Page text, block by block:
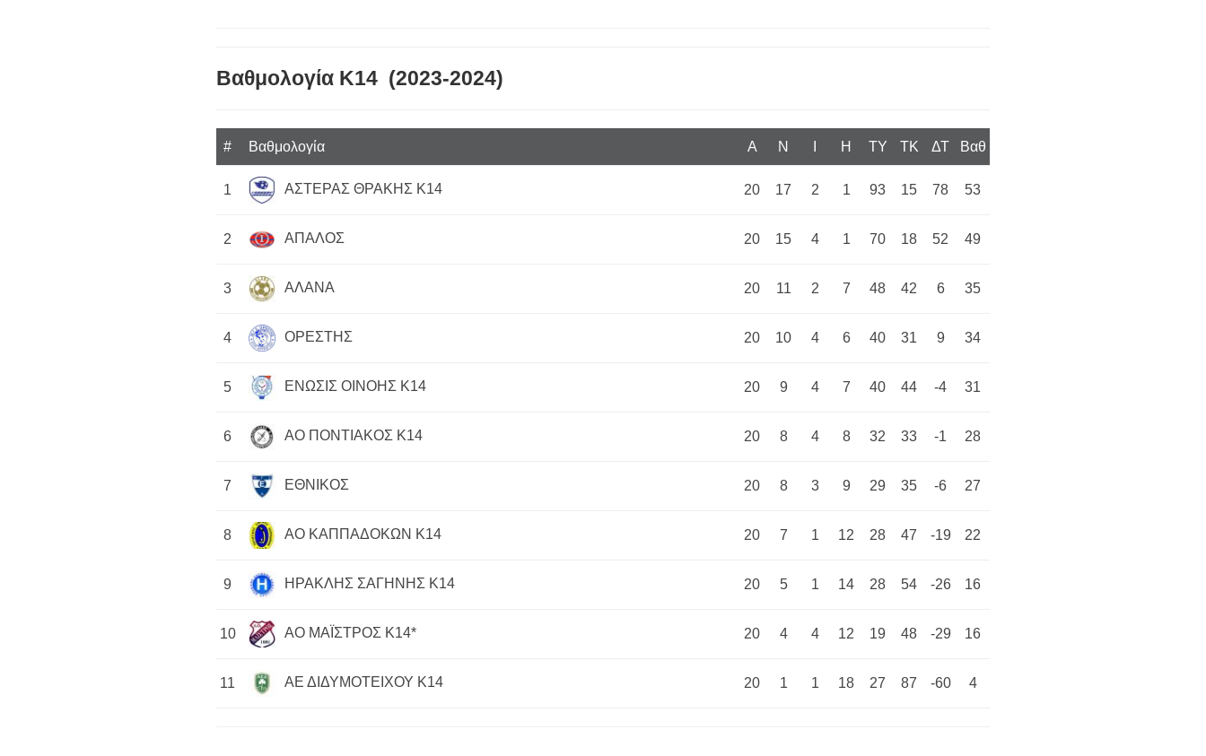
Βαθμολογία Κ14 (2023-2024)
# Βαθμολογία Α N H TY TK ΔΤ Βαθ
1 ΑΣΤΕΡΑΣ ΘΡΑΚΗΣ Κ14 20 17 2 1 93 15 78 53
2 ΑΠΑΛΟΣ 20 15 4 1 70 18 52 49
3 ΑΛΑΝΑ 20 11 2 7 48 42 6 35
4 ΟΡΕΣΤΗΣ 20 10 4 6 40 31 9 34
5 ΕΝΩΣΙΣ ΟΙΝΟΗΣ Κ14 20 9 4 7 40 44 -4 31
6 ΑΟ ΠΟΝΤΙΑΚΟΣ Κ14 20 8 4 8 32 33 -1 28
7 ΕΘΝΙΚΟΣ 20 8 3 9 29 35 -6 27
8 ΑΟ ΚΑΠΠΑΔΟΚΩΝ Κ14 20 7 1 12 28 47 -19 22
9 ΗΡΑΚΛΗΣ ΣΑΓΗΝΗΣ Κ14 20 5 1 14 28 54 -26 16
10 ΑΟ ΜΑΪΣΤΡΟΣ Κ14* 20 4 4 12 19 48 -29 16
11 ΑΕ ΔΙΔΥΜΟΤΕΙΧΟΥ Κ14 20 1 1 18 27 87 -60 4